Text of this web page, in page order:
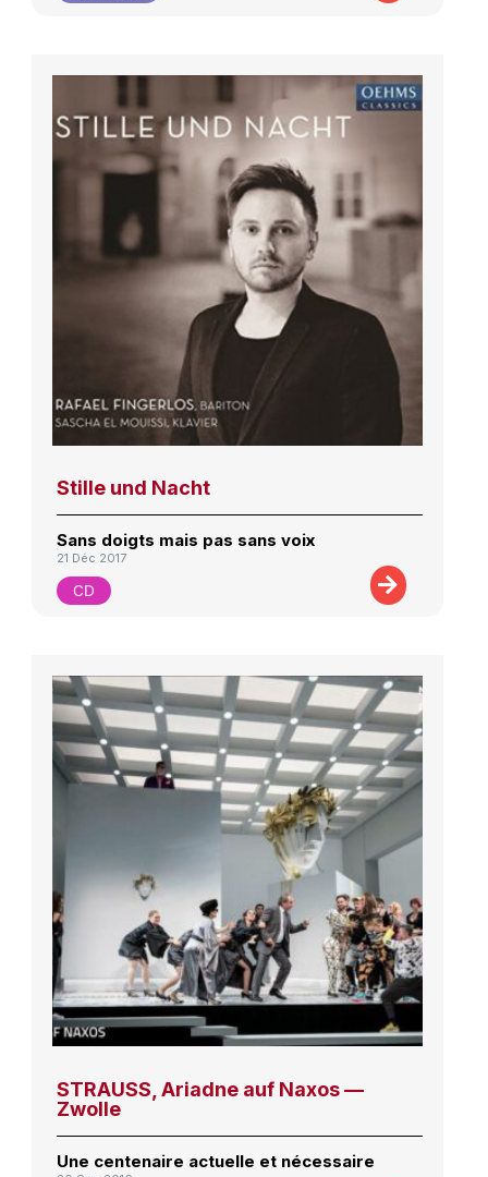
Stille und Nacht
Sans doigts mais pas sans voix
21 Déc 2017
CD
STRAUSS, Ariadne auf Naxos —
Zwolle
Une centenaire actuelle et nécessaire